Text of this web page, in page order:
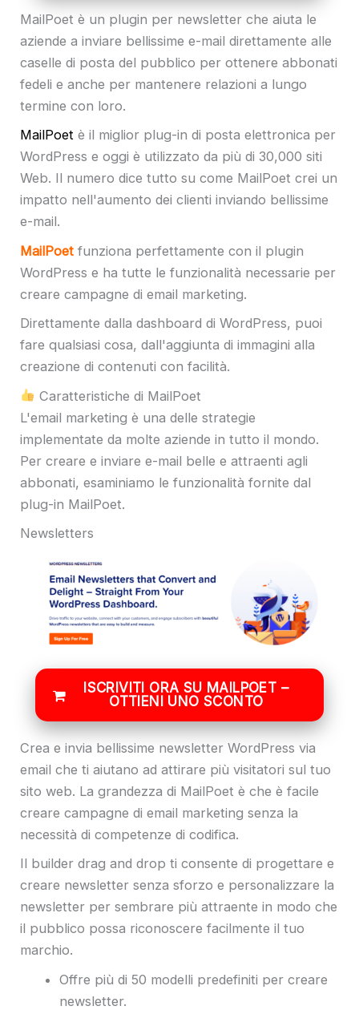
MailPoet è un plugin per newsletter che aiuta le
aziende a inviare bellissime e-mail direttamente alle
caselle di posta del pubblico per ottenere abbonati
fedeli e anche per mantenere relazioni a lungo
termine con loro.
MailPoet è il miglior plug-in di posta elettronica per
WordPress e oggi è utilizzato da più di 30,000 siti
Web. Il numero dice tutto su come MailPoet crei un
impatto nell'aumento dei clienti inviando bellissime
e-mail.
MailPoet funziona perfettamente con il plugin
WordPress e ha tutte le funzionalità necessarie per
creare campagne di email marketing.
Direttamente dalla dashboard di WordPress, puoi
fare qualsiasi cosa, dall'aggiunta di immagini alla
creazione di contenuti con facilità.
Caratteristiche di MailPoet
L'email marketing è una delle strategie
implementate da molte aziende in tutto il mondo.
Per creare e inviare e-mail belle e attraenti agli
abbonati, esaminiamo le funzionalità fornite dal
plug-in MailPoet.
Newsletters
ISCRIVITI ORA SU MAILPOET –
OTTIENI UNO SCONTO
Crea e invia bellissime newsletter WordPress via
email che ti aiutano ad attirare più visitatori sul tuo
sito web. La grandezza di MailPoet è che è facile
creare campagne di email marketing senza la
necessità di competenze di codifica.
Il builder drag and drop ti consente di progettare e
creare newsletter senza sforzo e personalizzare la
newsletter per sembrare più attraente in modo che
il pubblico possa riconoscere facilmente il tuo
marchio.
Offre più di 50 modelli predefiniti per creare
newsletter.